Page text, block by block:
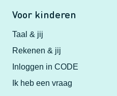
Voor kinderen
Taal & jij
Rekenen & jij
Inloggen in CODE
Ik heb een vraag